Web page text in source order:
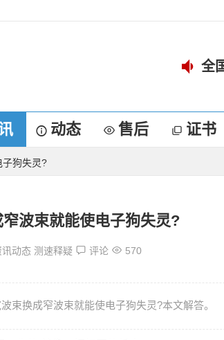
全
动态 售后 证书
子狗失灵?
波束就能使电子狗失灵?
讯动态 测速释疑 评论 570
束换成窄波束就能使电子狗失灵?本文解答。